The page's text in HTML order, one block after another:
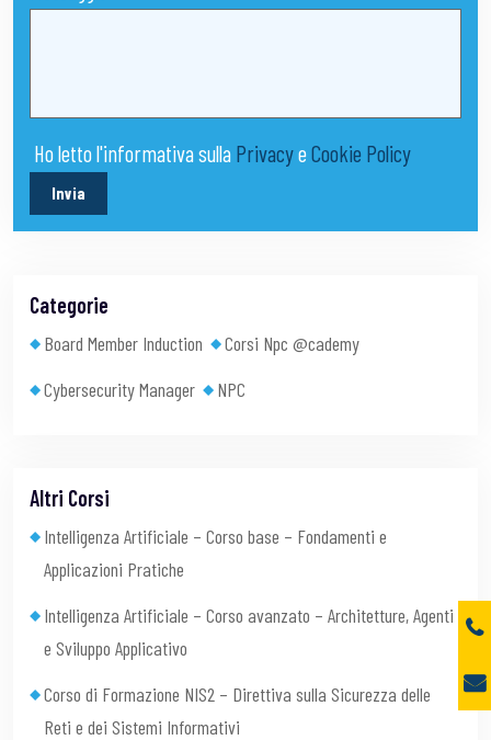
Ho letto l'informativa sulla PrivacyeCookie Policy
Invia
Categorie
Board Member Induction
Corsi Npc @cademy
Cybersecurity Manager
NPC
Altri Corsi
Intelligenza Artificiale – Corso base – Fondamenti e
Applicazioni Pratiche
Intelligenza Artificiale – Corso avanzato – Architetture, Agenti
e Sviluppo Applicativo
Corso di Formazione NIS2 – Direttiva sulla Sicurezza delle
Reti e dei Sistemi Informativi